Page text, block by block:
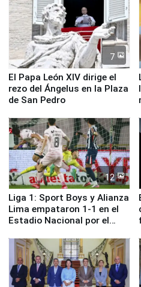
7
El Papa León XIV dirige el
rezo del Ángelus en la Plaza
de San Pedro
12
Liga 1: Sport Boys y Alianza
Lima empataron 1-1 en el
Estadio Nacional por el